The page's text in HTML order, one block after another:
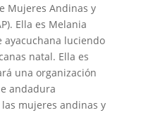
Mujeres Andinas y
Ella es Melania
ayacuchana luciendo
natal. Ella es
una organización
andadura
mujeres andinas y